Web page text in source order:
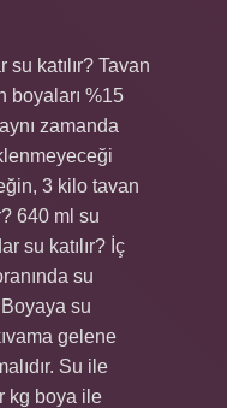
katılır? Tavan
boyaları %15
zamanda
3 kilo tavan
640 ml su
su katılır? İç
su
Boyaya su
gelene
Su ile
kg boya ile